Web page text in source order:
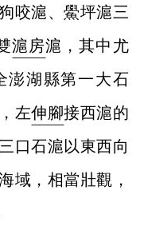
咬滬、鱟坪滬三
滬房滬，其中尤
澎湖縣第一大石
，左伸腳接西滬的
口石滬以東西向
域，相當壯觀，